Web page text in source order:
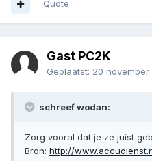
Quote
Gast PC2K
Geplaatst: 20 november
schreef wodan:
Zorg vooral dat je ze juist
Bron: http://